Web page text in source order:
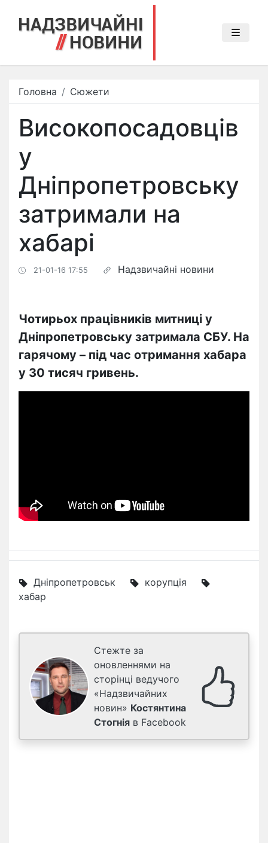
Головна Сюжети
Високопосадовців
у
Дніпропетровську
затримали на
хабарі
21-01-16 17:55 Надзвичайні новини
Чотирьох працівників митниці у
Дніпропетровську затримала СБУ. На
гарячому – під час отримання хабара
у 30 тисяч гривень.
Дніпропетровськ
корупція
хабар
Стежте за
оновленнями на
сторінці ведучого
«Надзвичайних
новин» Костянтина
Стогнія в Facebook